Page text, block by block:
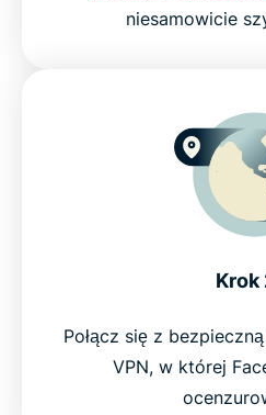
niesamowicie
Krok
Połącz się z
VPN, w której